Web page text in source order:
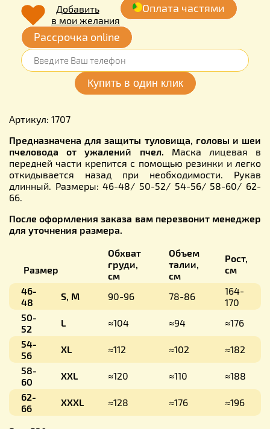
Добавить
в мои желания
Оплата частями
Рассрочка online
Артикул: 1707
Предназначена для защиты туловища, головы и шеи
пчеловода от ужалений пчел. Маска лицевая в
передней части крепится с помощью резинки и легко
откидывается назад при необходимости. Рукав
длинный. Размеры: 46-48/ 50-52/ 54-56/ 58-60/ 62-
66.
После оформления заказа вам перезвонит менеджер
для уточнения размера.
Размер
Обхват
груди,
см
Объем
талии,
см
Рост,
см
46-
48
S, M 90-96 78-86
164-
170
50-
52
L ≈104 ≈94
≈176
54-
56
XL ≈112 ≈102
≈182
58-
60
XXL ≈120 ≈110
≈188
62-
66
XXXL ≈128 ≈176 ≈196